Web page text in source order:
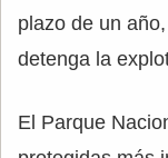
plazo de un
detenga la
El Parque